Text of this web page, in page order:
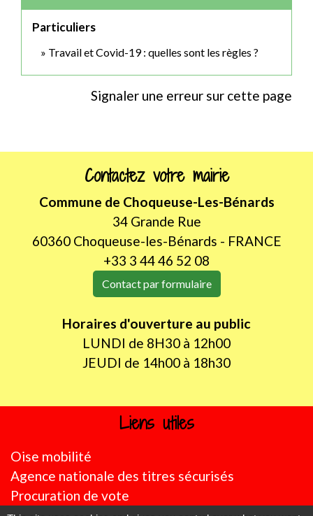
Particuliers
Travail et Covid-19 : quelles sont les règles ?
Signaler une erreur sur cette page
Contactez votre mairie
Commune de Choqueuse-Les-Bénards
34 Grande Rue
60360 Choqueuse-les-Bénards - FRANCE
+33 3 44 46 52 08
Contact par formulaire
Horaires d'ouverture au public
LUNDI de 8H30 à 12h00
JEUDI de 14h00 à 18h30
Liens utiles
Oise mobilité
Agence nationale des titres sécurisés
Procuration de vote